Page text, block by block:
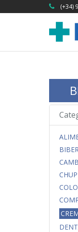
(+34)